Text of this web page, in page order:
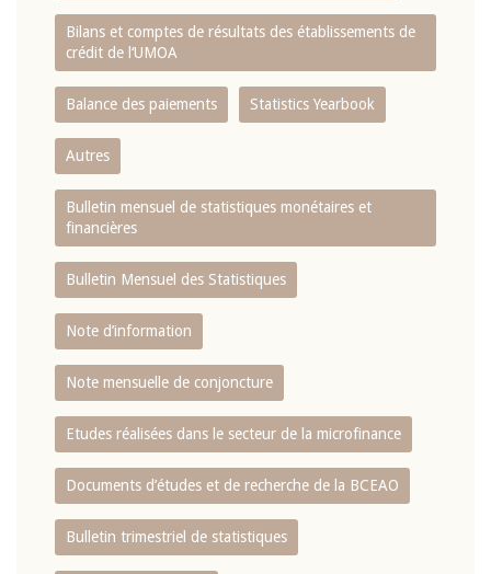
Bilans et comptes de résultats des établissements de
crédit de l‘UMOA
Balance des paiements Statistics Yearbook
Autres
Bulletin mensuel de statistiques monétaires et
financières
Bulletin Mensuel des Statistiques
Note d’information
Note mensuelle de conjoncture
Etudes réalisées dans le secteur de la microfinance
Documents d’études et de recherche de la BCEAO
Bulletin trimestriel de statistiques